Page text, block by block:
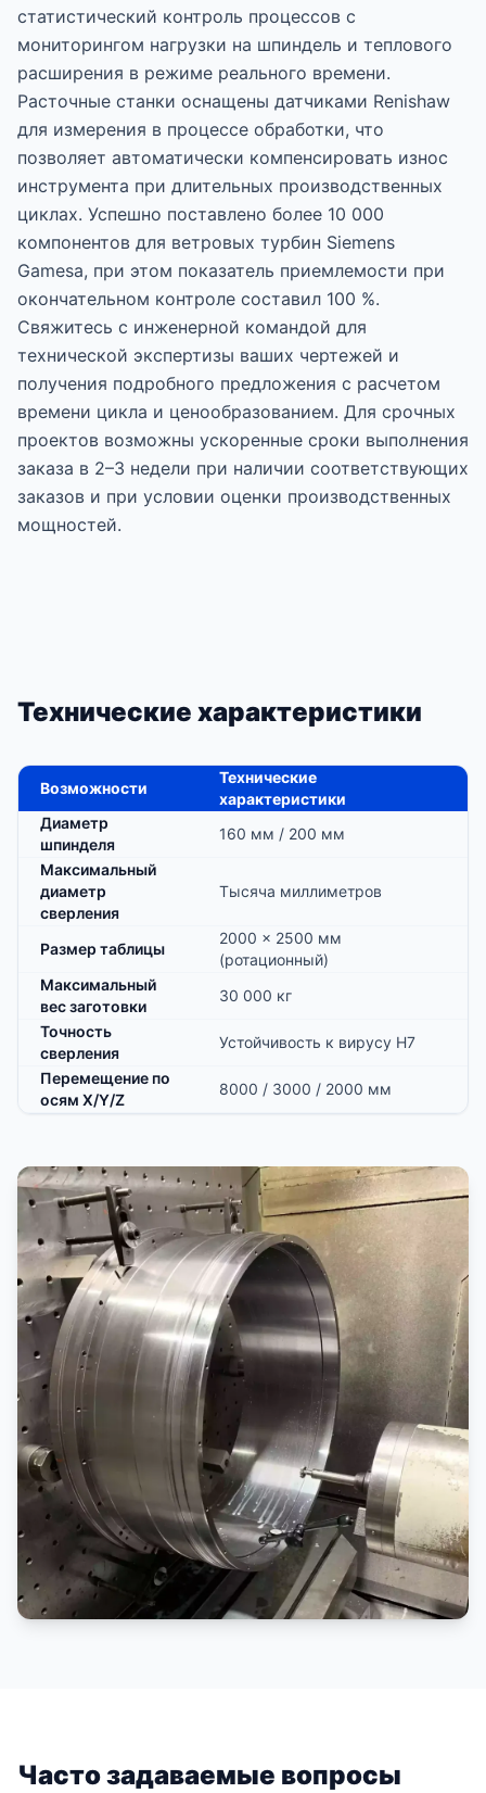
статистический контроль процессов с
мониторингом нагрузки на шпиндель и теплового
расширения в режиме реального времени.
Расточные станки оснащены датчиками Renishaw
для измерения в процессе обработки, что
позволяет автоматически компенсировать износ
инструмента при длительных производственных
циклах. Успешно поставлено более 10 000
компонентов для ветровых турбин Siemens
Gamesa, при этом показатель приемлемости при
окончательном контроле составил 100 %.
Свяжитесь с инженерной командой для
технической экспертизы ваших чертежей и
получения подробного предложения с расчетом
времени цикла и ценообразованием. Для срочных
проектов возможны ускоренные сроки выполнения
заказа в 2–3 недели при наличии соответствующих
заказов и при условии оценки производственных
мощностей.
Технические характеристики
Возможности
Технические
характеристики
Диаметр
шпинделя
160 мм / 200 мм
Максимальный
диаметр
сверления
Тысяча миллиметров
Размер таблицы
2000 × 2500 мм
(ротационный)
Максимальный
вес заготовки
30 000 кг
Точность
сверления
Устойчивость к вирусу H7
Перемещение по
осям X/Y/Z
8000 / 3000 / 2000 мм
Часто задаваемые вопросы